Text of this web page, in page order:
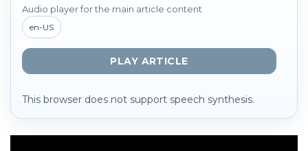
Audio player for the main article content
en-US
PLAY ARTICLE
This browser does not support speech synthesis.